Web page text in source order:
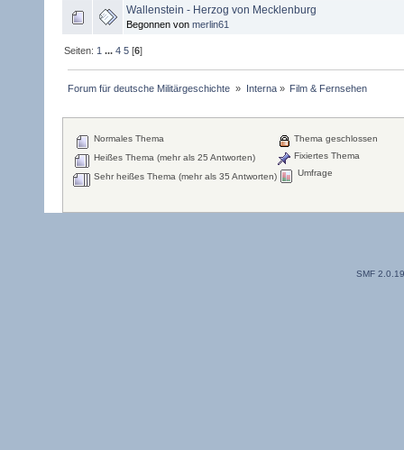
Wallenstein - Herzog von Mecklenburg
Begonnen von merlin61
Seiten: 1 ...4 5 [6]
Forum für deutsche Militärgeschichte » Interna» Film & Fernsehen
Normales Thema
Heißes Thema (mehr als 25 Antworten)
Sehr heißes Thema (mehr als 35 Antworten)
Thema geschlossen
Fixiertes Thema
Umfrage
SMF 2.0.19